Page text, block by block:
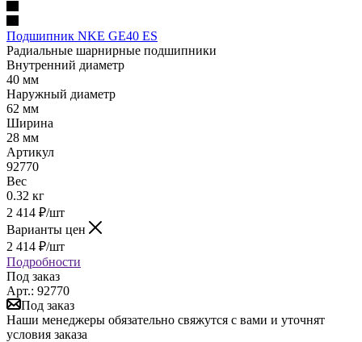
Подшипник NKE GE40 ES
Радиальные шарнирные подшипники
Внутренний диаметр
40 мм
Наружный диаметр
62 мм
Ширина
28 мм
Артикул
92770
Вес
0.32 кг
2 414 ₽/шт
Варианты цен
2 414 ₽/шт
Подробности
Под заказ
Арт.: 92770
Под заказ
Наши менеджеры обязательно свяжутся с вами и уточнят
условия заказа